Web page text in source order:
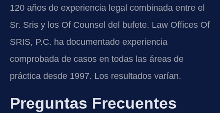
120 años de experiencia legal combinada entre el
Sr. Sris y los Of Counsel del bufete. Law Offices Of
SRIS, P.C. ha documentado experiencia
comprobada de casos en todas las áreas de
práctica desde 1997. Los resultados varían.
Preguntas Frecuentes